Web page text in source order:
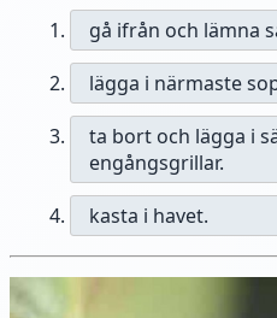
gå ifrån och lämna
lägga i närmaste
ta bort och lägga i
engångsgrillar.
kasta i havet.